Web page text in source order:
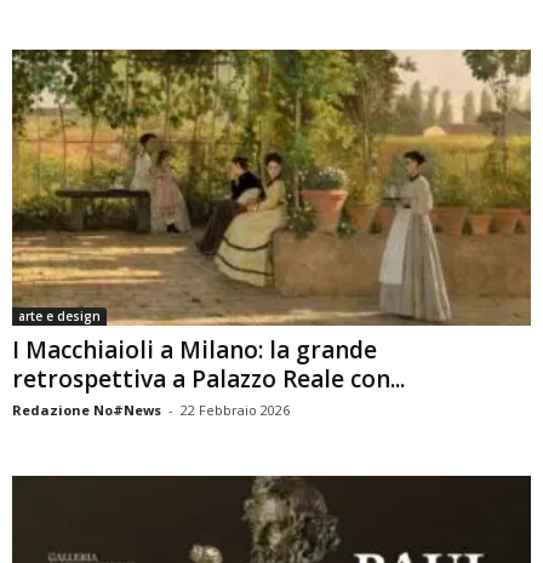
arte e design
I Macchiaioli a Milano: la grande
retrospettiva a Palazzo Reale con...
Redazione No#News - 22 Febbraio 2026